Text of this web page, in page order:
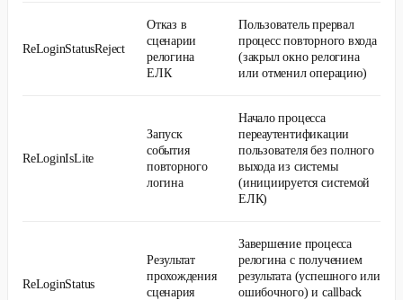
ReLoginStatusReject
Отказ в
сценарии
релогина
ЕЛК
Пользователь прервал
процесс повторного входа
(закрыл окно релогина
или отменил операцию)
ReLoginIsLite
Запуск
события
повторного
логина
Начало процесса
переаутентификации
пользователя без полного
выхода из системы
(инициируется системой
ЕЛК)
ReLoginStatus
Результат
прохождения
сценария
Завершение процесса
релогина с получением
результата (успешного или
ошибочного) и callback